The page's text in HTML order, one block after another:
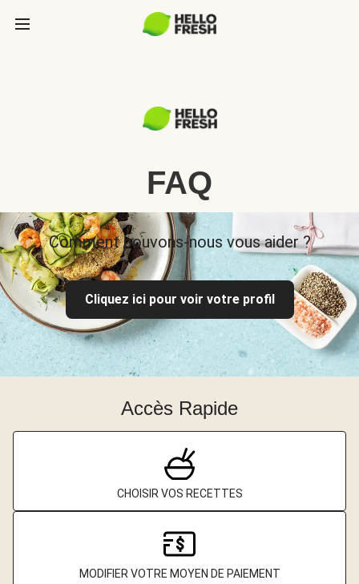
FAQ
Comment pouvons-nous vous aider ?
Cliquez ici pour voir votre profil
Accès Rapide
CHOISIR VOS RECETTES
MODIFIER VOTRE MOYEN DE PAIEMENT